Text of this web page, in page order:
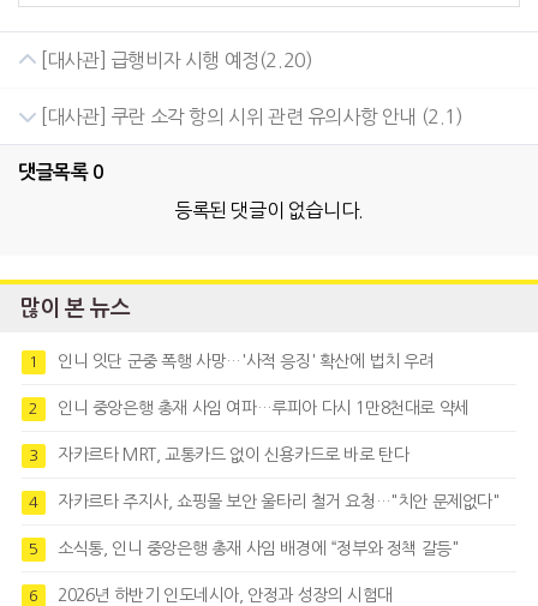
[대사관] 급행비자 시행 예정(2.20)
[대사관] 쿠란 소각 항의 시위 관련 유의사항 안내 (2.1)
댓글목록 0
등록된 댓글이 없습니다.
많이 본 뉴스
1 인니 잇단 군중 폭행 사망…'사적 응징' 확산에 법치 우려
2 인니 중앙은행 총재 사임 여파…루피아 다시 1만8천대로 약세
3 자카르타 MRT, 교통카드 없이 신용카드로 바로 탄다
4 자카르타 주지사, 쇼핑몰 보안 울타리 철거 요청…"치안 문제없다"
5 소식통, 인니 중앙은행 총재 사임 배경에 “정부와 정책 갈등"
6 2026년 하반기 인도네시아, 안정과 성장의 시험대